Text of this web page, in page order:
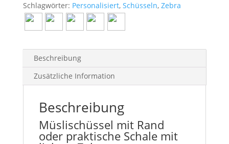
Schlagwörter: Personalisiert, Schüsseln, Zebra
Beschreibung
Zusätzliche Information
Beschreibung
Müslischüssel mit Rand
oder praktische Schale mit